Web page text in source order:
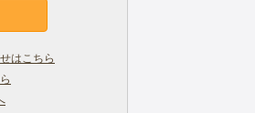
はこちら